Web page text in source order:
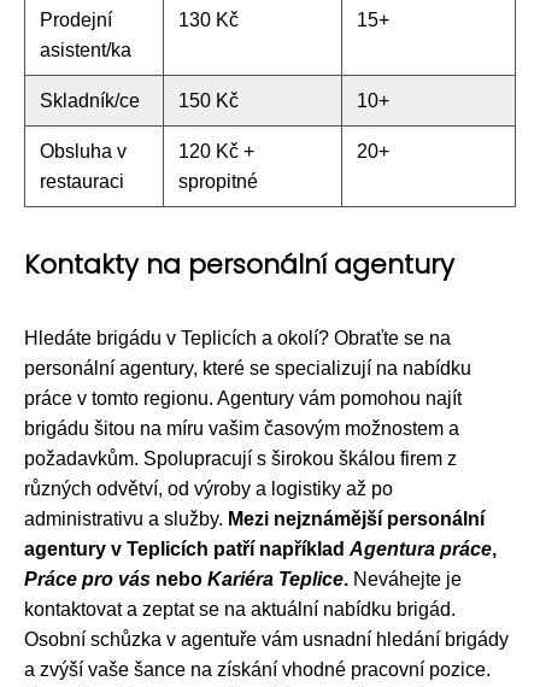
Prodejní
asistent/ka
130 Kč 15+
Skladník/ce 150 Kč 10+
Obsluha v
restauraci
120 Kč +
spropitné
20+
Kontakty na personální agentury
Hledáte brigádu v Teplicích a okolí? Obraťte se na
personální agentury, které se specializují na nabídku
práce v tomto regionu. Agentury vám pomohou najít
brigádu šitou na míru vašim časovým možnostem a
požadavkům. Spolupracují s širokou škálou firem z
různých odvětví, od výroby a logistiky až po
administrativu a služby. Mezi nejznámější personální
agentury v Teplicích patří například Agentura práce,
Práce pro vás nebo Kariéra Teplice. Neváhejte je
kontaktovat a zeptat se na aktuální nabídku brigád.
Osobní schůzka v agentuře vám usnadní hledání brigády
a zvýší vaše šance na získání vhodné pracovní pozice.